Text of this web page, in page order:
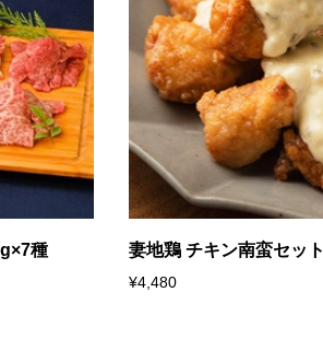
種 妻地鶏 チキン南蛮セット
¥4,480